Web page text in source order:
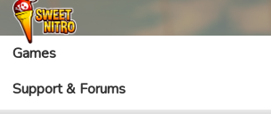
Games
Support & Forums